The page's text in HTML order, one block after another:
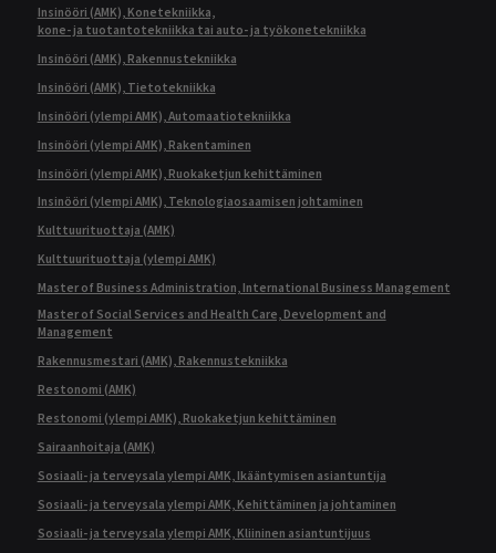
Insinööri (AMK), Konetekniikka,
kone- ja tuotantotekniikka tai auto- ja työkonetekniikka
Insinööri (AMK), Rakennustekniikka
Insinööri (AMK), Tietotekniikka
Insinööri (ylempi AMK), Automaatiotekniikka
Insinööri (ylempi AMK), Rakentaminen
Insinööri (ylempi AMK), Ruokaketjun kehittäminen
Insinööri (ylempi AMK), Teknologiaosaamisen johtaminen
Kulttuurituottaja (AMK)
Kulttuurituottaja (ylempi AMK)
Master of Business Administration, International Business Management
Master of Social Services and Health Care, Development and
Management
Rakennusmestari (AMK), Rakennustekniikka
Restonomi (AMK)
Restonomi (ylempi AMK), Ruokaketjun kehittäminen
Sairaanhoitaja (AMK)
Sosiaali- ja terveysala ylempi AMK, Ikääntymisen asiantuntija
Sosiaali- ja terveysala ylempi AMK, Kehittäminen ja johtaminen
Sosiaali- ja terveysala ylempi AMK, Kliininen asiantuntijuus